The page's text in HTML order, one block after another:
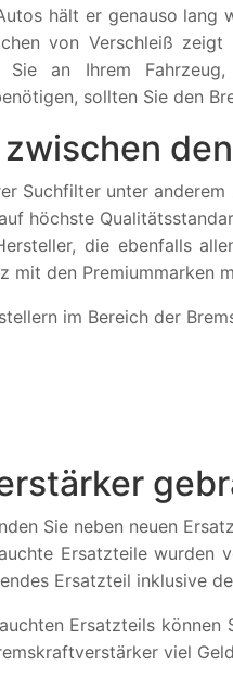
hält er genauso
von Verschleiß
Sie an Ihrem
sollten Sie den
Suchfilter unter
höchste
die ebenfalls
mit den Premiummarken
im Bereich der
Sie neben neuen
Ersatzteile wurden
Ersatzteil inklusive
Ersatzteils
viel